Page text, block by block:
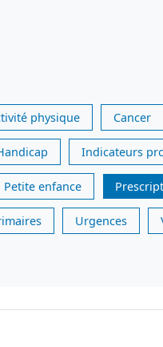
physique Cancer
Indicateurs
Petite enfance
Urgences